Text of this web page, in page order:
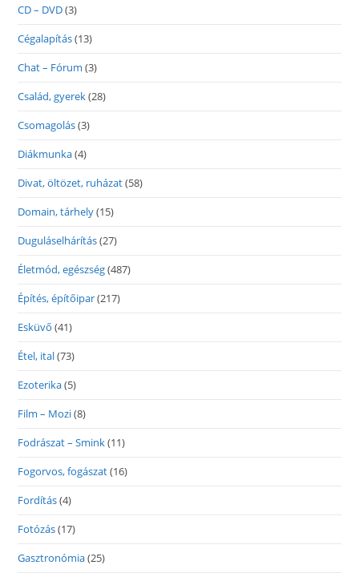
CD – DVD(3)
Cégalapítás(13)
Chat – Fórum (3)
Család, gyerek(28)
Csomagolás(3)
Diákmunka(4)
Divat, öltözet, ruházat(58)
Domain, tárhely(15)
Duguláselhárítás(27)
Életmód, egészség(487)
Építés, építőipar(217)
Esküvő (41)
Étel, ital(73)
Ezoterika(5)
Film – Mozi(8)
Fodrászat – Smink(11)
Fogorvos, fogászat(16)
Fordítás(4)
Fotózás(17)
Gasztronómia(25)